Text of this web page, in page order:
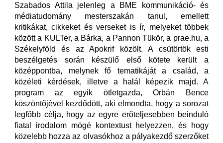
Szabados Attila jelenleg a BME kommunikáció- és
médiatudomány mesterszakán tanul, emellett
kritikákat, cikkeket és verseket is ír, melyeket többek
között a KULTer, a Bárka, a Pannon Tükör, a prae.hu, a
Székelyföld és az Apokrif közölt. A csütörtök esti
beszélgetés során készülő első kötete került a
középpontba, melynek fő tematikáját a család, a
közéleti kérdések, illetve a halál képezik majd. A
program az egyik ötletgazda, Orbán Bence
köszöntőjével kezdődött, aki elmondta, hogy a sorozat
legfőbb célja, hogy az egyre erőteljesebben beinduló
fiatal irodalom mögé kontextust helyezzen, és hogy
közelebb hozza az olvasókhoz a pályakezdő szerzőket